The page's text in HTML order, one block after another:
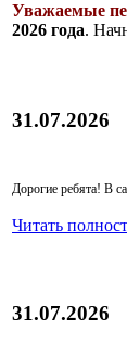
Уважаемые
2026 года.
31.07.2026
Дорогие ребята! В
Читать
31.07.2026